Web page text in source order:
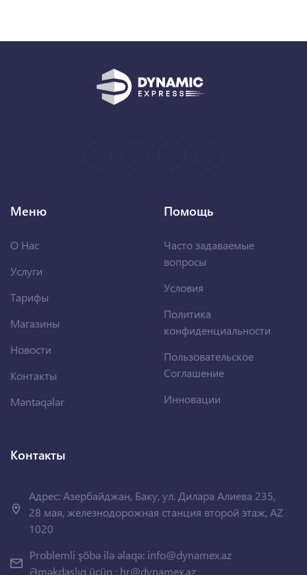
Меню
О Нас
Услуги
Тарифы
Магазины
Новости
Контакты
Məntəqələr
Помощь
Часто задаваемые
вопросы
Условия
Политика
конфиденциальности
Пользовательское
Соглашение
Инновации
Контакты
Адрес: Азербайджан, Баку, ул. Дилара Алиева 235,
28 мая, железнодорожная станция второй этаж, AZ
1020
Problemli şöbə ilə əlaqə: info@dynamex.az
Əməkdaşlıq üçün : hr@dynamex.az